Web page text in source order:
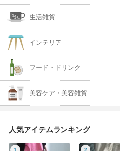
生活雑貨
インテリア
フード・ドリンク
美容ケア・美容雑貨
人気アイテムランキング